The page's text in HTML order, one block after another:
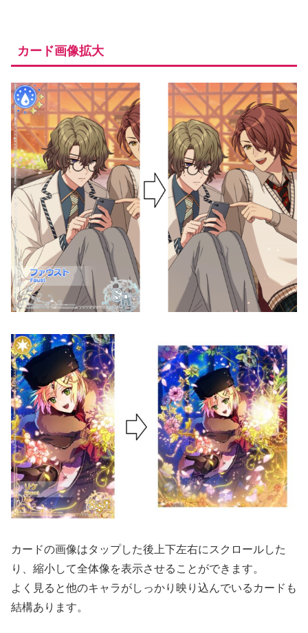
カード画像拡大
カードの画像はタップした後上下左右にスクロールした
り、縮小して全体像を表示させることができます。
よく見ると他のキャラがしっかり映り込んでいるカードも
結構あります。